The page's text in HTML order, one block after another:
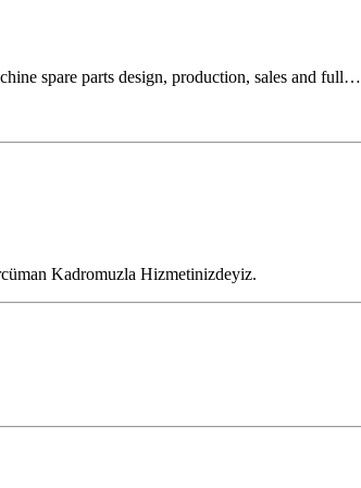
spare parts design, production, sales and full…
Kadromuzla Hizmetinizdeyiz.